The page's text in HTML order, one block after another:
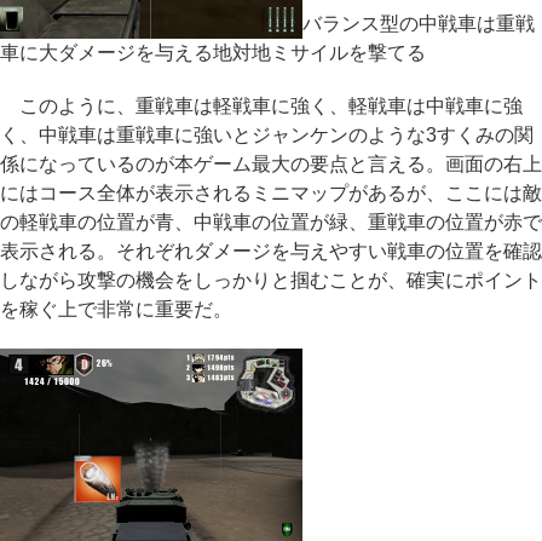
バランス型の中戦車は重戦
車に大ダメージを与える地対地ミサイルを撃てる
このように、重戦車は軽戦車に強く、軽戦車は中戦車に強
く、中戦車は重戦車に強いとジャンケンのような3すくみの関
係になっているのが本ゲーム最大の要点と言える。画面の右上
にはコース全体が表示されるミニマップがあるが、ここには敵
の軽戦車の位置が青、中戦車の位置が緑、重戦車の位置が赤で
表示される。それぞれダメージを与えやすい戦車の位置を確認
しながら攻撃の機会をしっかりと掴むことが、確実にポイント
を稼ぐ上で非常に重要だ。